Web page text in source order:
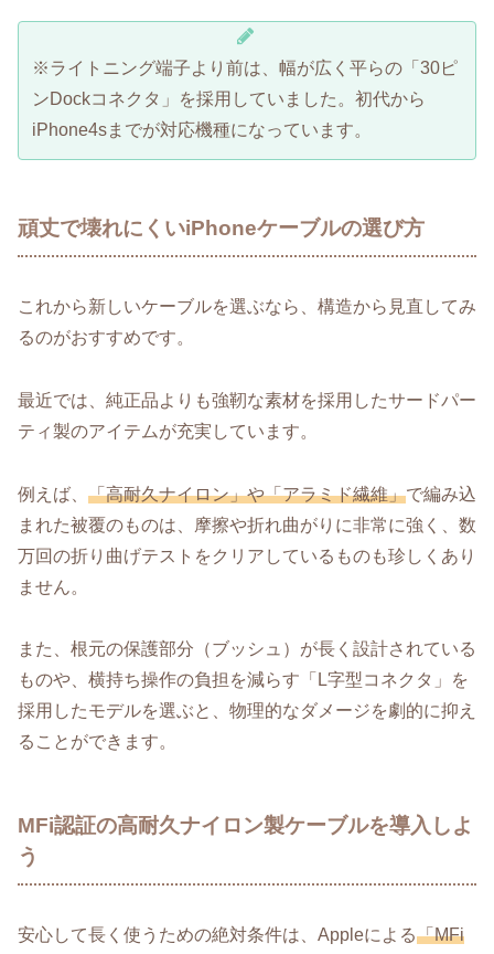
※ライトニング端子より前は、幅が広く平らの「30ピ
ンDockコネクタ」を採用していました。初代から
iPhone4sまでが対応機種になっています。
頑丈で壊れにくいiPhoneケーブルの選び方
これから新しいケーブルを選ぶなら、構造から見直してみ
るのがおすすめです。
最近では、純正品よりも強靭な素材を採用したサードパー
ティ製のアイテムが充実しています。
例えば、 「高耐久ナイロン」や「アラミド繊維」で編み込
まれた被覆のものは、摩擦や折れ曲がりに非常に強く、数
万回の折り曲げテストをクリアしているものも珍しくあり
ません。
また、根元の保護部分（ブッシュ）が長く設計されている
ものや、横持ち操作の負担を減らす「L字型コネクタ」を
採用したモデルを選ぶと、物理的なダメージを劇的に抑え
ることができます。
MFi認証の高耐久ナイロン製ケーブルを導入しよ
う
安心して長く使うための絶対条件は、Appleによる「MFi